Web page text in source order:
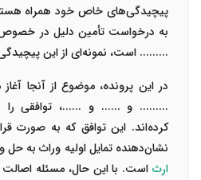
پیچیدگی‌های خاص خود همراه
به درخواست تأمین دلیل در
......... است، نمونه‌ای از این
در این پرونده، موضوع از آنجا
......... و ...... و ......، توافقی را
کرده‌اند. این توافق که به صورت
نشان‌دهنده تمایل اولیه وراث به
ارث است. با این حال، مسئله